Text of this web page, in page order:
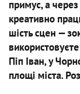
примус, а
креативно
шість сцен —
Піп Іван, у
площі міста.